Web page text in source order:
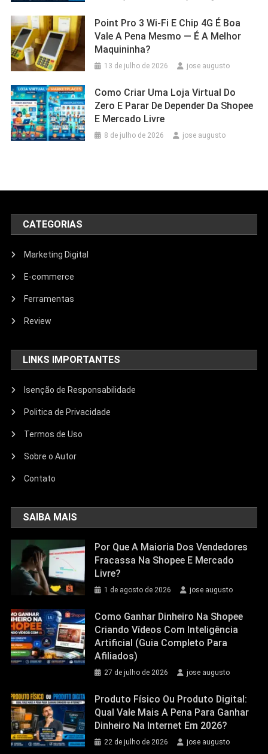
Point Pro 3 Wi‑Fi E Chip 4G É Boa
Vale A Pena Mesmo — É A Melhor
Maquininha?
13 de julho de 2026 jose augusto
Como Criar Uma Loja Virtual Do
Zero E Parar De Depender Da Shopee
E Mercado Livre
8 de julho de 2026 jose augusto
CATEGORIAS
Marketing Digital
E-commerce
Ferramentas
Review
LINKS IMPORTANTES
Isenção de Responsabilidade
Politica de Privacidade
Termos de Uso
Sobre o Autor
Contato
SAIBA MAIS
Por Que A Maioria Dos Vendedores
Fracassa Na Shopee E Mercado
Livre?
1 de agosto de 2026 jose augusto
Como Ganhar Dinheiro Na Shopee
Criando Vídeos Com Inteligência
Artificial (Guia Completo Para
Afiliados)
27 de julho de 2026 jose augusto
Produto Físico Ou Produto Digital:
Qual Vale Mais A Pena Para Ganhar
Dinheiro Na Internet Em 2026?
22 de julho de 2026 jose augusto